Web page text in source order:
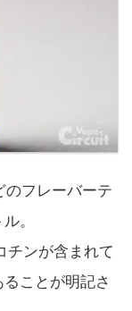
のフレーバーテ
。
チンが含まれて
ことが明記さ